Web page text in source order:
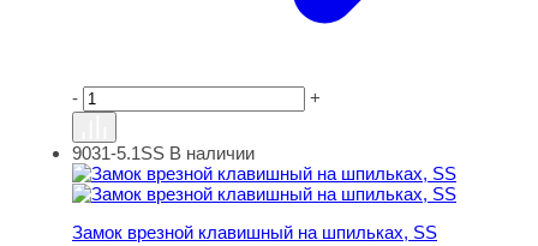
- +
Замок врезной клавишный на шпильках, SS
9031-5.1SS В наличии
Замок врезной клавишный на шпильках, SS